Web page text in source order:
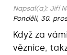
Napsal(a): Jiří
Pondělí, 30.
Když za
věznice,